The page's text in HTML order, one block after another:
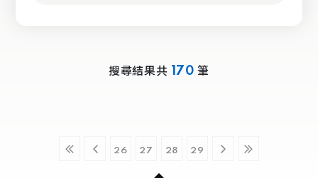
搜尋結果共 170 筆
26 27 28 29